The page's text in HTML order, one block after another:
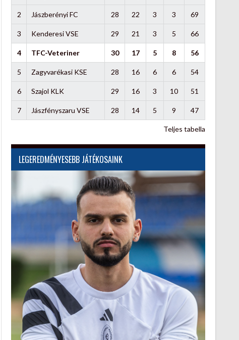
2 Jászberényi FC 28 22 3 3 69
3 Kenderesi VSE 29 21 3 5 66
4 TFC-Veteriner 30 17 5 8 56
5 Zagyvarékasi KSE 28 16 6 6 54
6 Szajol KLK 29 16 3 10 51
7 Jászfényszaru VSE 28 14 5 9 47
Teljes tabella
LEGEREDMÉNYESEBB JÁTÉKOSAINK